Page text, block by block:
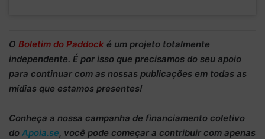
O Boletim do Paddock é um projeto totalmente
independente. É por isso que precisamos do seu apoio
para continuar com as nossas publicações em todas as
mídias que estamos presentes!
Conheça a nossa campanha de financiamento coletivo
do Apoia.se, você pode começar a contribuir com apenas